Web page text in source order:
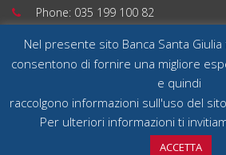
Phone: 035 199 100 82
Banca Santa Giulia SpA - Sede Legale 25032 Chiari
sociale deliberato e versato € 30.000.000,00 - Tel 030
Fisc. e n. Iscrizione Registro Imprese di Brescia
Garanzia e al Fondo Interbancario di
Nel presente sito Banca Santa
consentono di fornire una migliore
e quindi
raccolgono informazioni sull'uso del
Per ulteriori informazioni ti
ACCETTA